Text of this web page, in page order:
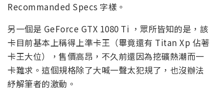
Recommanded Specs 字樣。
另一個是 GeForce GTX 1080 Ti ，眾所皆知的是，該
卡目前基本上稱得上準卡王（畢竟還有 Titan Xp 佔著
卡王大位），售價高昂，不久前還因為挖礦熱潮而一
卡難求。這個規格除了大喊一聲太犯規了，也沒辦法
紓解筆者的激動。